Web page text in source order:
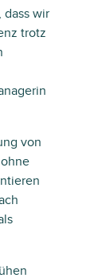
dass wir
trotz
von